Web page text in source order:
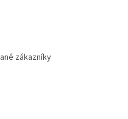
zákazníky